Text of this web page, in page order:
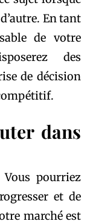
En tant
de votre
des
de décision
dans
pourriez
et de
marché est